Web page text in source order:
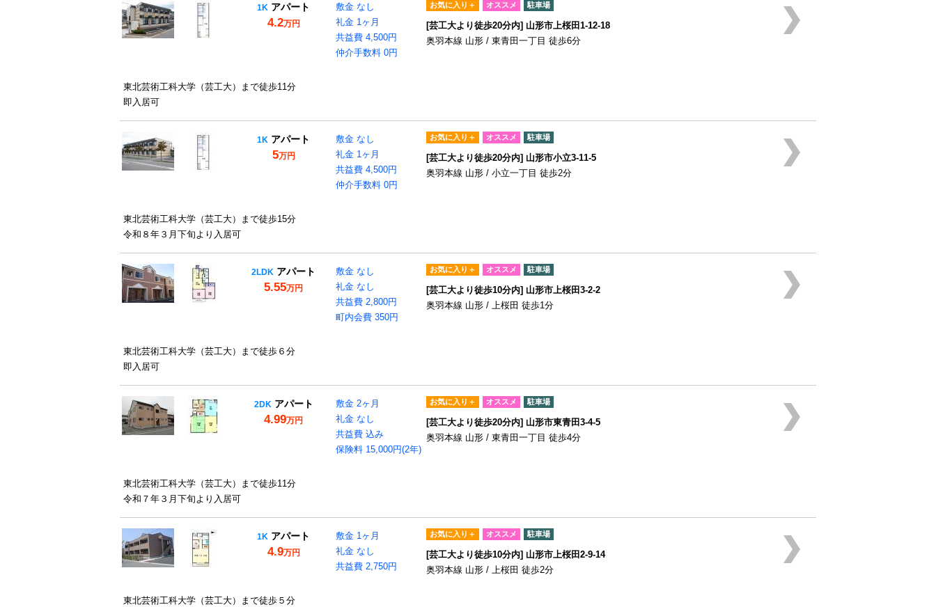
1K アパート
4.2万円
敷金 なし
礼金 1ヶ月
共益費 4,500円
仲介手数料 0円
お気に入り＋ オススメ 駐車場
[芸工大より徒歩20分内] 山形市上桜田1-12-18
奥羽本線 山形 / 東青田一丁目 徒歩6分
東北芸術工科大学（芸工大）まで徒歩11分
即入居可
1K アパート
5万円
敷金 なし
礼金 1ヶ月
共益費 4,500円
仲介手数料 0円
お気に入り＋ オススメ 駐車場
[芸工大より徒歩20分内] 山形市小立3-11-5
奥羽本線 山形 / 小立一丁目 徒歩2分
東北芸術工科大学（芸工大）まで徒歩15分
令和８年３月下旬より入居可
2LDK アパート
5.55万円
敷金 なし
礼金 なし
共益費 2,800円
町内会費 350円
お気に入り＋ オススメ 駐車場
[芸工大より徒歩10分内] 山形市上桜田3-2-2
奥羽本線 山形 / 上桜田 徒歩1分
東北芸術工科大学（芸工大）まで徒歩６分
即入居可
2DK アパート
4.99万円
敷金 2ヶ月
礼金 なし
共益費 込み
保険料 15,000円(2年)
お気に入り＋ オススメ 駐車場
[芸工大より徒歩20分内] 山形市東青田3-4-5
奥羽本線 山形 / 東青田一丁目 徒歩4分
東北芸術工科大学（芸工大）まで徒歩11分
令和７年３月下旬より入居可
1K アパート
4.9万円
敷金 1ヶ月
礼金 なし
共益費 2,750円
お気に入り＋ オススメ 駐車場
[芸工大より徒歩10分内] 山形市上桜田2-9-14
奥羽本線 山形 / 上桜田 徒歩2分
東北芸術工科大学（芸工大）まで徒歩５分